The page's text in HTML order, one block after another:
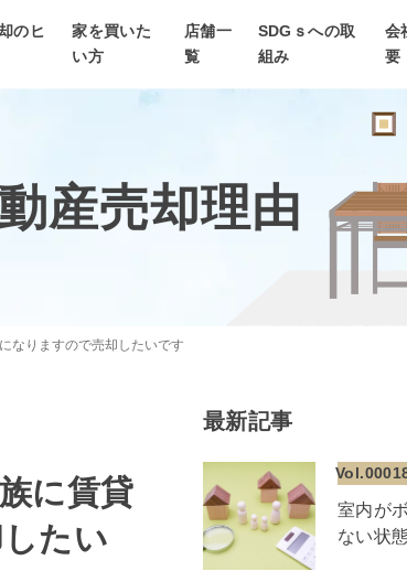
のヒ
家を買いた
い方
店舗一
覧
SDGｓへの取
組み
会
要
産売却理由
なりますので売却したいです
に賃貸
たい
最新記事
室内が
ない状